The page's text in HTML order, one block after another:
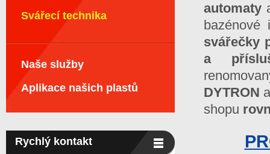
automaty
svářečky
a
DYTRON
shopu
Svářecí technika
Naše služby
Aplikace našich plastů
Rychlý kontakt